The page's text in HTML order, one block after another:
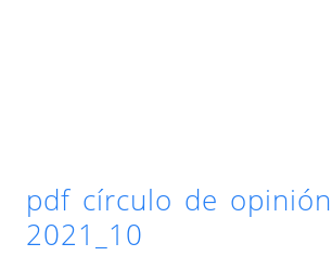
pdf círculo de
2021_10